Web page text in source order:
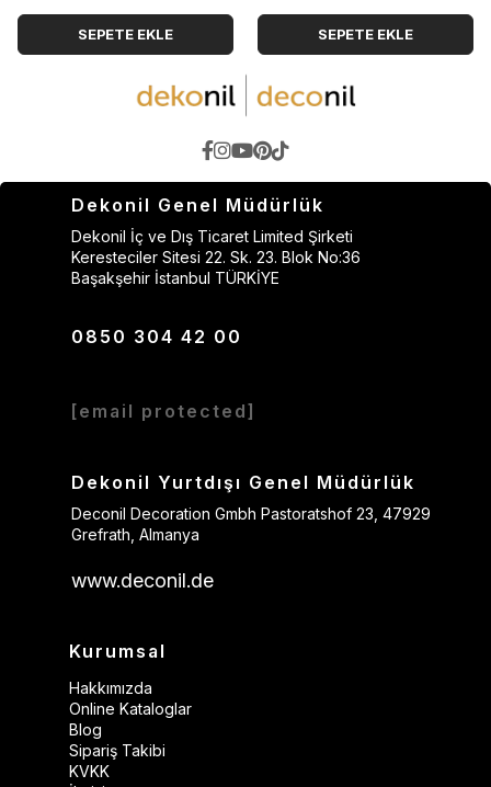
SEPETE EKLE SEPETE EKLE
Dekonil Genel Müdürlük
Dekonil İç ve Dış Ticaret Limited Şirketi
Keresteciler Sitesi 22. Sk. 23. Blok No:36
Başakşehir İstanbul TÜRKİYE
0850 304 42 00
[email protected]
Dekonil Yurtdışı Genel Müdürlük
Deconil Decoration Gmbh Pastoratshof 23, 47929
Grefrath, Almanya
www.deconil.de
Kurumsal
Hakkımızda
Online Kataloglar
Blog
Sipariş Takibi
KVKK